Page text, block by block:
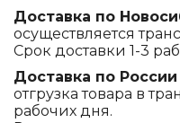
Доставка по
осуществляется
Срок доставки 1-3
Доставка по России
отгрузка товара в
рабочих дня.